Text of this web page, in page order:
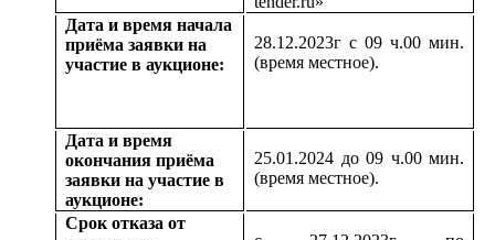
Дата и время начала
приёма заявки на
участие в аукционе:
28.12.2023г с 09 ч.00 мин.
(время местное).
Дата и время
окончания приёма
заявки на участие в
аукционе:
25.01.2024 до 09 ч.00 мин.
(время местное).
Срок отказа от